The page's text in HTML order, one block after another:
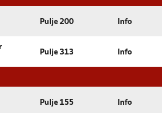
Pulje 200 Info
Pulje 313 Info
Pulje 155 Info